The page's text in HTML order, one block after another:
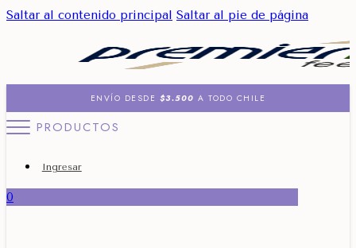
Saltar al contenido principal Saltar al pie de página
ENVÍO DESDE $3.500 A TODO CHILE
PRODUCTOS
Ingresar
0